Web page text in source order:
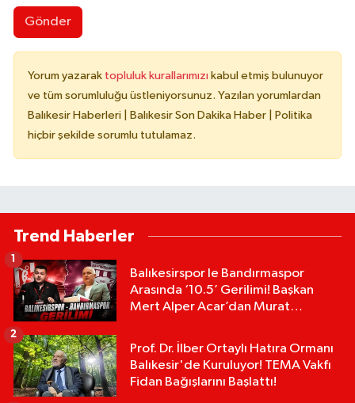
Gönder
Yorum yazarak topluluk kurallarımızı kabul etmiş bulunuyor
ve tüm sorumluluğu üstleniyorsunuz. Yazılan yorumlardan
Balıkesir Haberleri | Balıkesir Son Dakika Haber | Politika
hiçbir şekilde sorumlu tutulamaz.
Trend Haberler
Balıkesirspor le Bandırmaspor
Arasında ‘10.5’ Gerilimi! Başkan
Mert Alper Acar’dan Murat
1
Prof. Dr. İlber Ortaylı Hatıra Ormanı
Balıkesir'de Kuruluyor! TEMA Vakfı
Fidan Bağışlarını Başlattı!
2